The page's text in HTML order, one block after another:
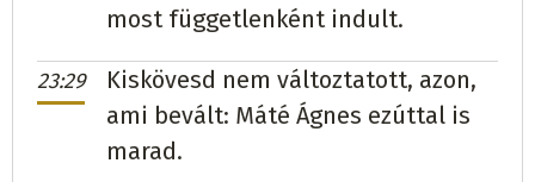
Zsolt KulcsárSZÖVETSÉG 137(75,69%)
ZebegnyőJán Ferko független122(76,25%)
Mikuláš Takács
most függetlenként indult.
23:29
Kiskövesd nem változtatott, azon,
ami bevált: Máté Ágnes ezúttal is
marad.